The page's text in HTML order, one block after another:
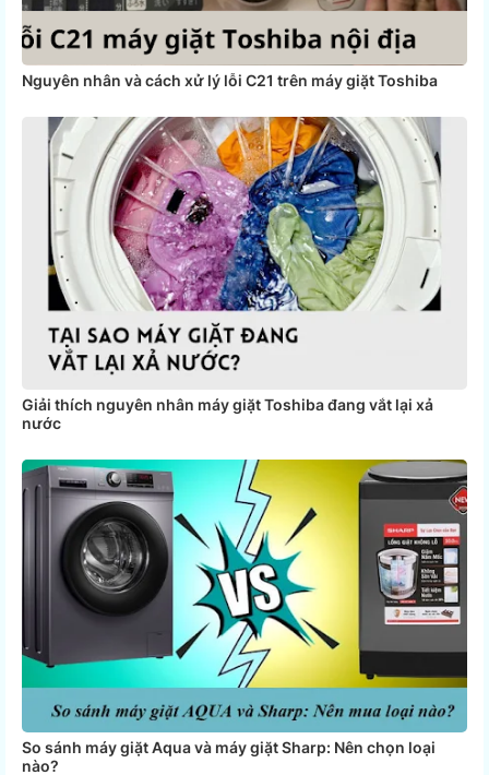
Nguyên nhân và cách xử lý lỗi C21 trên máy giặt Toshiba
Giải thích nguyên nhân máy giặt Toshiba đang vắt lại xả
nước
So sánh máy giặt Aqua và máy giặt Sharp: Nên chọn loại
nào?